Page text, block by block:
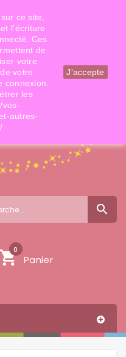
info@doigtsdefees.com
search
shopping_cart Panier
0
ce site,
l'écriture
Ces
de
votre
votre
connexion.
les
vos-
autres-
J'accepte